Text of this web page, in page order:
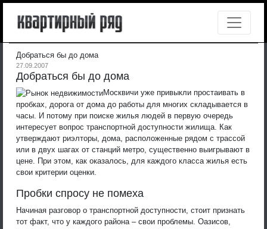
Добраться бы до дома
27.09.2007
Добраться бы до дома
Москвичи уже привыкли простаивать в
пробках, дорога от дома до работы для многих складывается в
часы. И потому при поиске жилья людей в первую очередь
интересует вопрос транспортной доступности жилища. Как
утверждают риэлторы, дома, расположенные рядом с трассой
или в двух шагах от станций метро, существенно выигрывают в
цене. При этом, как оказалось, для каждого класса жилья есть
свои критерии оценки.
Пробки спросу не помеха
Начиная разговор о транспортной доступности, стоит признать
тот факт, что у каждого района – свои проблемы. Оазисов,